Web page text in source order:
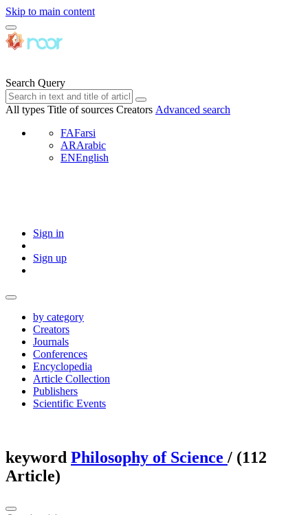
Skip to main content
Search Query
All types Title of sources Creators Advanced search
FAFarsi
ARArabic
ENEnglish
Sign in
Sign up
by category
Creators
Journals
Conferences
Encyclopedia
Article Collection
Publishers
Scientific Events
keyword Philosophy of Science ‎/ (112
Article)